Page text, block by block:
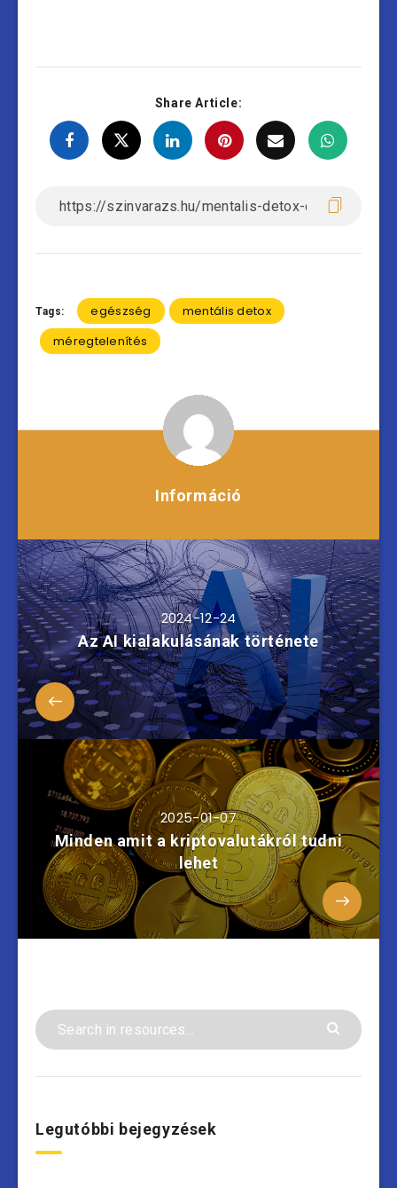
Share Article:
Tags: egészség
mentális detox
méregtelenítés
Információ
2024-12-24
Az AI kialakulásának története
2025-01-07
Minden amit a kriptovalutákról tudni
lehet
Legutóbbi bejegyzések